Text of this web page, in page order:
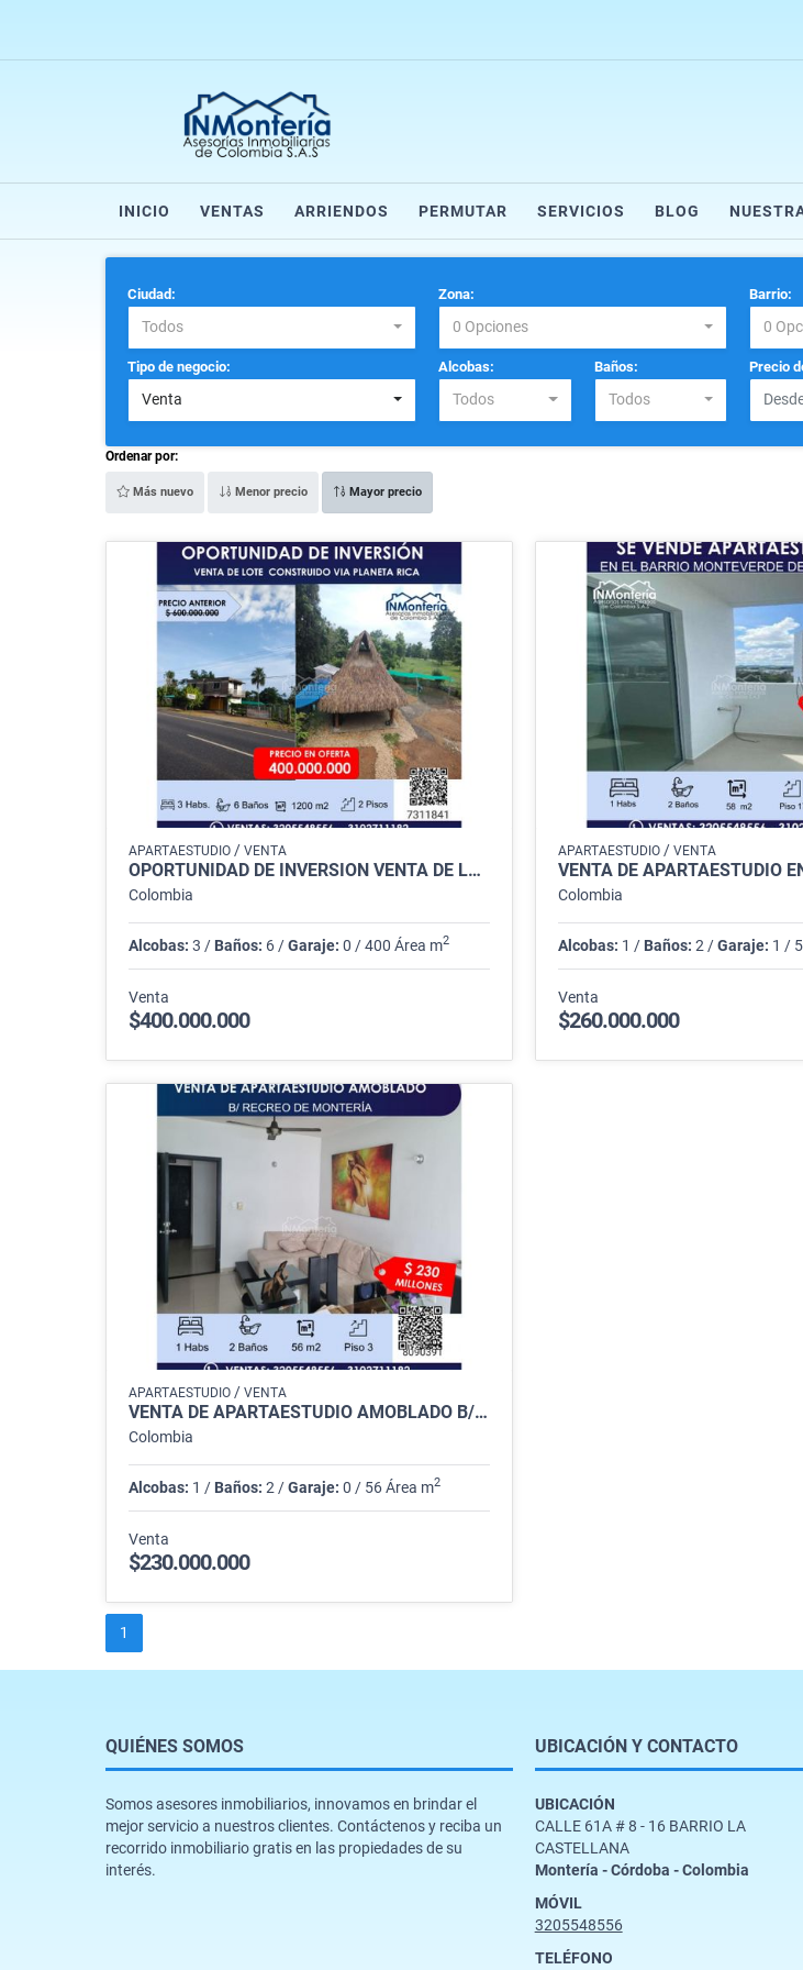
INICIO VENTAS ARRIENDOS PERMUTAR SERVICIOS BLOG
Ciudad:
Todos
Zona:
0 Opciones
Barrio:
0
Tipo de negocio:
Venta
Alcobas:
Todos
Baños:
Todos
Precio
Ordenar por:
Más nuevo Menor precio Mayor precio
APARTAESTUDIO / VENTA
OPORTUNIDAD DE INVERSIÓN VENTA DE LOTE CONSTRUIDO VIA PLANETA RICA
Colombia
Alcobas: 3 / Baños: 6 /Garaje: 0 / 400 Área m2
Venta
$400.000.000
APARTAESTUDIO/ VENTA
Colombia
Alcobas: 1 / Baños: 2 /Garaje: 1 /
Venta
$260.000.000
APARTAESTUDIO / VENTA
VENTA DE APARTAESTUDIO AMOBLADO B/ RECREO DE MONTERIA
Colombia
Alcobas: 1 / Baños: 2 /Garaje: 0 / 56 Área m2
Venta
$230.000.000
1
QUIÉNES SOMOS
Somos asesores inmobiliarios, innovamos en brindar el
mejor servicio a nuestros clientes. Contáctenos y reciba un
recorrido inmobiliario gratis en las propiedades de su
interés.
UBICACIÓN Y CONTACTO
UBICACIÓN
CALLE 61A # 8 - 16 BARRIO LA
CASTELLANA
Montería - Córdoba - Colombia
MÓVIL
3205548556
TELÉFONO